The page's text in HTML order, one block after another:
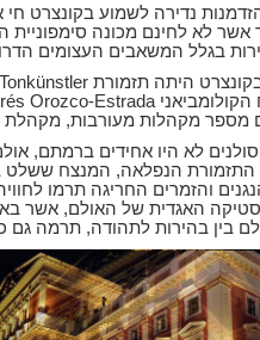
נדירה לשמוע בקונצרט חי
לא לחינם מכונה סימפוניית
בגלל המשאבים העצומים
מקהלות מעורבות, מקהלת ילדים ו-
8 הסולנים לא היו אחידים ברמתם,
התזמורת הנפלאה, המנצח
והזמרים החריגה תרמו
האגדית של האולם, אשר
בין בהירות לתהודה, תרמה גם